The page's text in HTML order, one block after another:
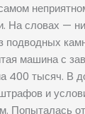
На словах —
подводных
машина с
400 тысяч. В
и
Попыталась